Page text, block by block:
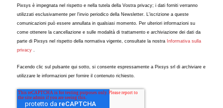
Pixsys è impegnata nel rispetto e nella tutela della Vostra privacy; i dati forniti verranno
utilizzati esclusivamente per l'invio periodico della Newsletter. L'iscrizione a queste
comunicazioni può essere annullata in qualsiasi momento. Per ulteriori informazioni su
come ottenere la cancellazione e sulle modalità di trattamento e archiviazione dei dati da
parte di Pixsys nel rispetto della normativa vigente, consultate la nostra Informativa sulla
privacy.
Facendo clic sul pulsante qui sotto, si consente espressamente a Pixsys srl di archiviare e
utilizzare le informazioni per fornire il contenuto richiesto.